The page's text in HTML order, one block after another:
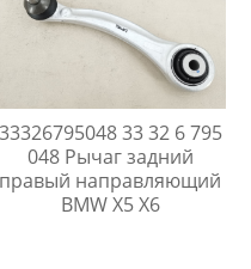
33326795048 33 32 6 795
048 Рычаг задний
правый направляющий
BMW X5 X6